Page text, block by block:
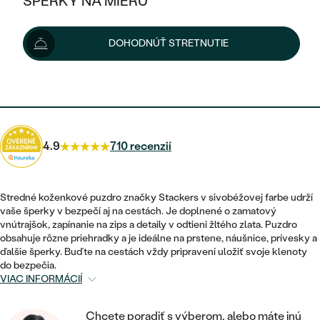
KOMBINOVANÉ ZLATO
PODĽA ŠTÝLU
ETERNITY
VINTAGE
NETRADIČNÉ
POSTRANNÉ DRAHOKAMY
HALO
VINTAGE
SET ZÁSNUBNÉHO PRSTEŇA A
NETRADIČNÉ
ZOSTAVTE SI PRSTEŇ
VÝPREDAJ
ŠPERKY ČO POMÁHAJÚ
PODĽA TYPU
NÁUŠNICE
PRSTENE
PRÍVESKY
NÁRAMKY
SETY
PÁNSKE ŠPERKY
PLATINOVÉ
NAPICHOVACIE
KRUHOVÉ
MINIMALISTICKÉ
VISIACE
SOLITÉR
ZLATÉ
STRIEBORNÉ
PODĽA ŠTÝLU
SOLITÉR
NARODENIE DIEŤAŤA
PERSONALIZOVANÉ
SO ZNAMENÍM ZVEROKRUHU
MINIMALISTICKÉ
VÝPREDAJ
ZLATÉ
STRIEBORNÉ
PODĽA ŠTÝLU
ETERNITY
MINIMALISTICKÉ
DOHODNÚŤ STRETNUTIE
36 €48 € -25 %
Možnosti doručenia
4.9 710 recenzií
Stredné koženkové puzdro značky Stackers v sivobéžovej farbe udrží
vaše šperky v bezpečí aj na cestách. Je doplnené o zamatový
vnútrajšok, zapínanie na zips a detaily v odtieni žltého zlata. Puzdro
obsahuje rôzne priehradky a je ideálne na prstene, náušnice, prívesky a
ďalšie šperky. Buďte na cestách vždy pripravení uložiť svoje klenoty
do bezpečia.
VIAC INFORMÁCIÍ
Chcete poradiť s výberom, alebo máte inú